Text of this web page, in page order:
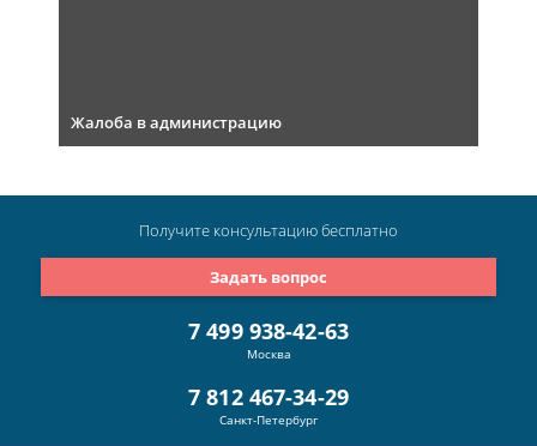
Жалоба в администрацию
7 499 938-42-63
Москва
7 812 467-34-29
Санкт-Петербург
Задать вопрос
Получите консультациюбесплатно